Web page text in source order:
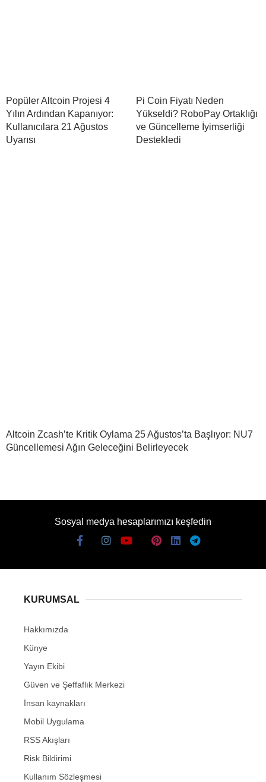
Popüler Altcoin Projesi 4
Yılın Ardından Kapanıyor:
Kullanıcılara 21 Ağustos
Uyarısı
Pi Coin Fiyatı Neden
Yükseldi? RoboPay Ortaklığı
ve Güncelleme İyimserliği
Destekledi
Altcoin Zcash’te Kritik Oylama 25 Ağustos’ta Başlıyor: NU7
Güncellemesi Ağın Geleceğini Belirleyecek
Sosyal medya hesaplarımızı keşfedin
KURUMSAL
Hakkımızda
Künye
Yayın Ekibi
Güven ve Şeffaflık Merkezi
İnsan kaynakları
Mobil Uygulama
RSS Akışları
Risk Bildirimi
Kullanım Sözleşmesi